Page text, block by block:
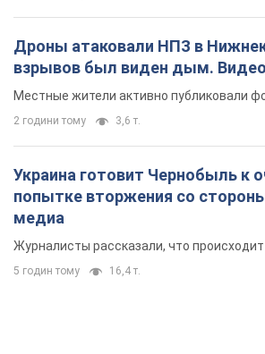
Дроны атаковали НПЗ в
взрывов был виден дым. Видео
Местные жители активно публиковали
2 години тому 3,6 т.
Украина готовит Чернобыль к
попытке вторжения со
медиа
Журналисты рассказали, что происходит
5 годин тому 16,4 т.